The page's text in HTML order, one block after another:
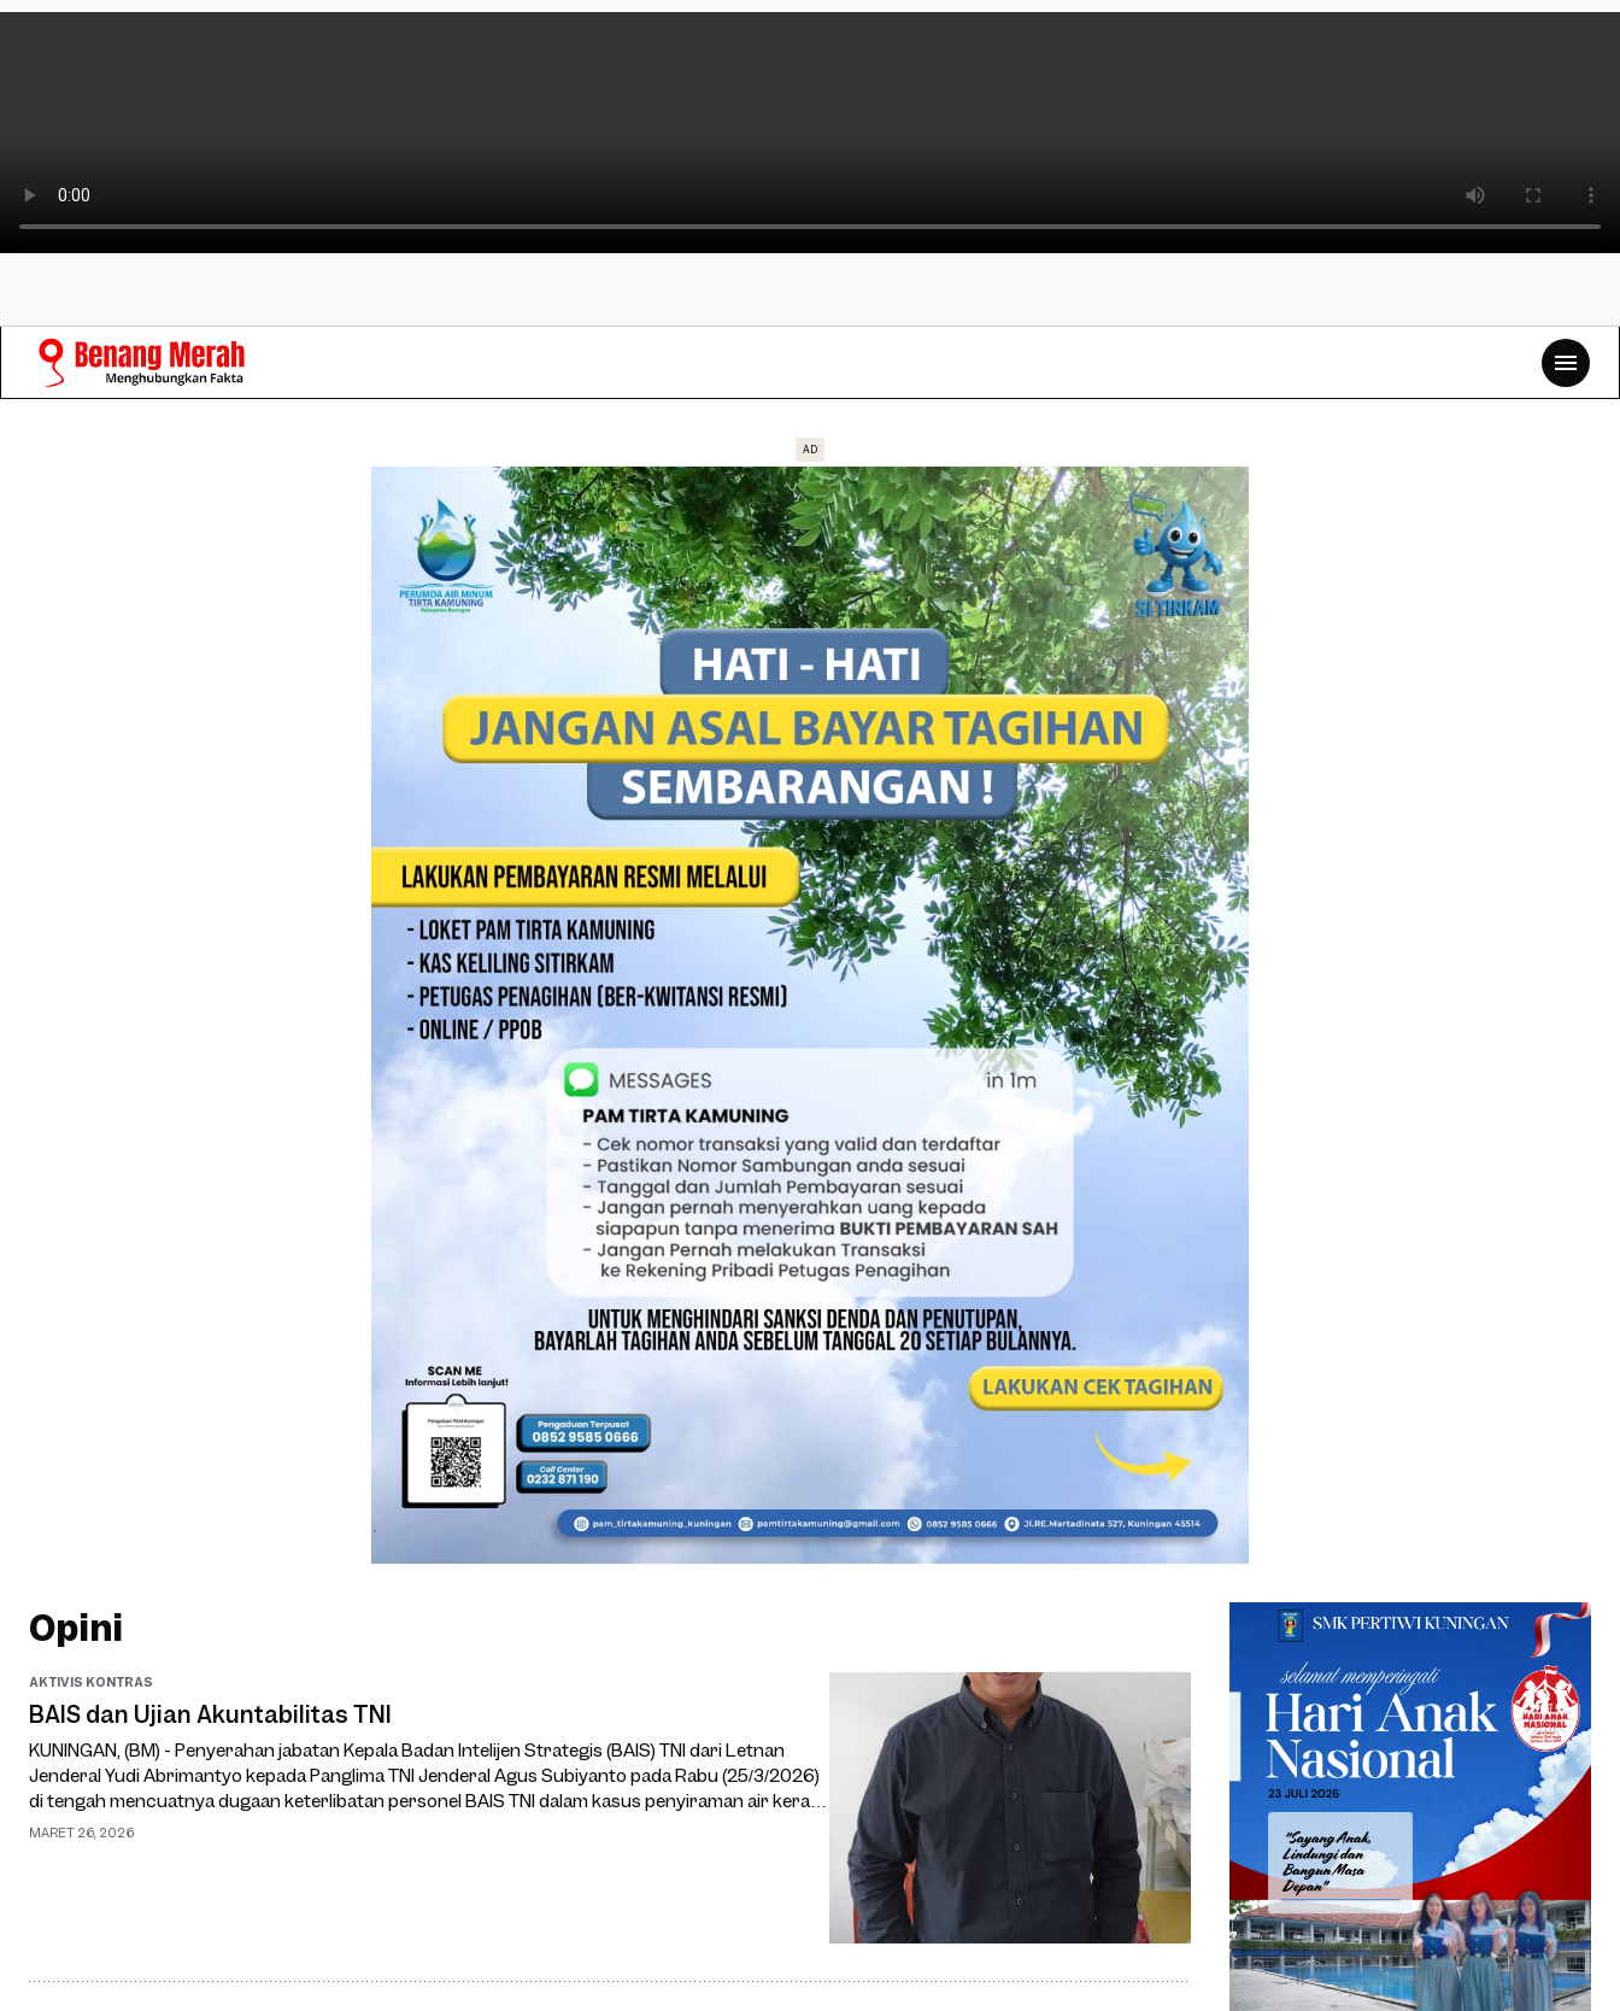
Opini
AKTIVIS KONTRAS
BAIS dan Ujian Akuntabilitas TNI
KUNINGAN, (BM) - Penyerahan jabatan Kepala Badan Intelijen Strategis (BAIS) TNI dari Letnan
Jenderal Yudi Abrimantyo kepada Panglima TNI Jenderal Agus Subiyanto pada Rabu (25/3/2026)
di tengah mencuatnya dugaan keterlibatan personel BAIS TNI dalam kasus penyiraman air keras
terhadap aktivis Kontr…
MARET 26, 2026